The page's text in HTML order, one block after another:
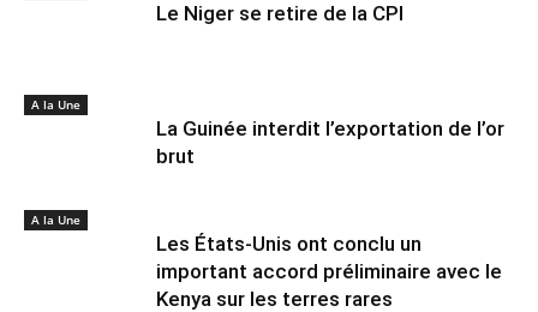
Le Niger se retire de la CPI
A la Une
La Guinée interdit l’exportation de l’or
brut
A la Une
Les États-Unis ont conclu un
important accord préliminaire avec le
Kenya sur les terres rares